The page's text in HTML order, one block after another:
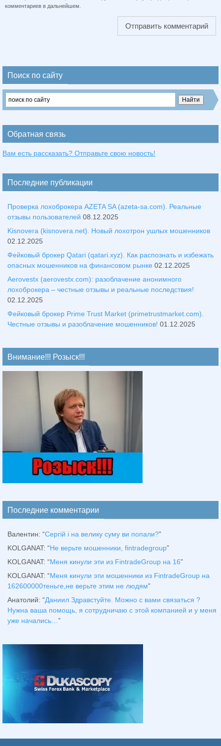
комментариев в дальнейшем.
Поиск по сайту
Обратная связь
Вам есть рассказать? Отправьте свою новость!
Последние публикации
Проверка лохоброкера AZETA SA (azeta-sa.com). Реальные
отзывы пользователей 08.12.2025
Kisnovera (kisnovera.net). Новый лохотрон ушлых мошенников
02.12.2025
Фейковый брокер Qatari (qatari.xyz). Как распознать и избежать
опасных мошенников на финансовом рынке 02.12.2025
Aerovestx (aerovestx.com): разоблачение анонимного
лохоброкера – честные отзывы и реальные последствия!
02.12.2025
Фейковый брокер Prime Trust Market (primetrustmarket.com).
Честные отзывы и разоблачение мошенников! 01.12.2025
Внимание!!! Розыск!!!
Последние комментарии
Валентин: “Сергій і на велику суму ви попали?”
KOLGANAT: “Не верьте мошенники, fintradegroup”
KOLGANAT: “Меня кинули эти из FintradeGroup на 16”
KOLGANAT: “Меня кинули эти мошенники из FintradeGroup на
162600000теньге,не верьте этим не людям”
Анатолий: “Даниил Здравстуйте. Можно с вами связаться ?
Нужна ваша помощь, я сотрудничаю с этой компанией и у меня
уже начались… ”